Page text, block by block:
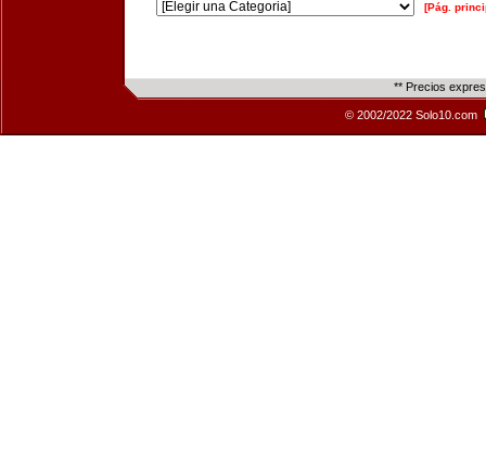
[Pág.
** Precios
© 2002/2022 Solo10.com